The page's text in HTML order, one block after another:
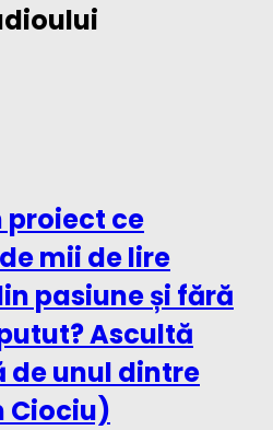
proiect ce
mii de lire
pasiune și fără
Ascultă
de unul dintre
Ciociu)